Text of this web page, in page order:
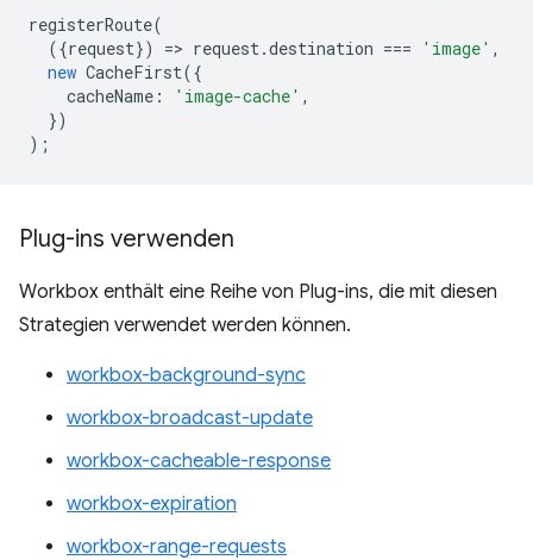
registerRoute(
({request}) => request .destination === 'image' ,
new CacheFirst({
cacheName : 'image-cache' ,
})
);
Plug-ins verwenden
Workbox enthält eine Reihe von Plug-ins, die mit diesen
Strategien verwendet werden können.
workbox-background-sync
workbox-broadcast-update
workbox-cacheable-response
workbox-expiration
workbox-range-requests